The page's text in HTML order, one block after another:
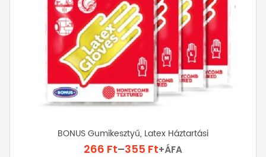
BONUS Gumikesztyű, Latex Háztartási
266 Ft–355 FtÁrtartomány:
+ÁFA